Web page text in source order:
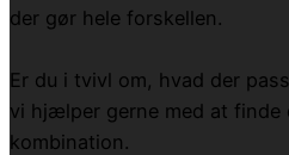
der gør hele forskellen.
Er du i tvivl om, hvad der
vi hjælper gerne med at finde
kombination.